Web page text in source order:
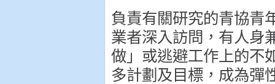
負責有關研究的青協青
業者深入訪問，有人身
做」或逃避工作上的不
多計劃及目標，成為彈